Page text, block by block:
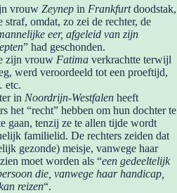
vrouw Zeynep in Frankfurtdoodstak,
straf, omdat, zo zei de rechter, de
eer, afgeleid van zijn
” had geschonden.
zijn vrouw Fatima verkrachtte terwijl
werd veroordeeld tot een proeftijd,
etc.
in Noordrijn-Westfalen heeft
het “recht” hebben om hun dochter te
gaan, tenzij ze te allen tijde wordt
familielid. De rechters zeiden dat
gezonde) meisje, vanwege haar
moet worden als “een gedeeltelijk
die, vanwege haar handicap,
reizen“.